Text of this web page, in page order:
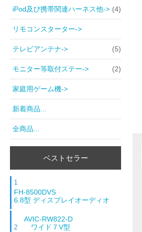
iPod及び携帯関連ハーネス他-> (4)
リモコンスターター->
テレビアンテナ-> (5)
モニター等取付ステー-> (2)
家庭用ゲーム機->
新着商品...
全商品...
ベストセラー
1
FH-8500DVS
6.8型 ディスプレイオーディオ
2
AVIC-RW822-D
ワイド７V型